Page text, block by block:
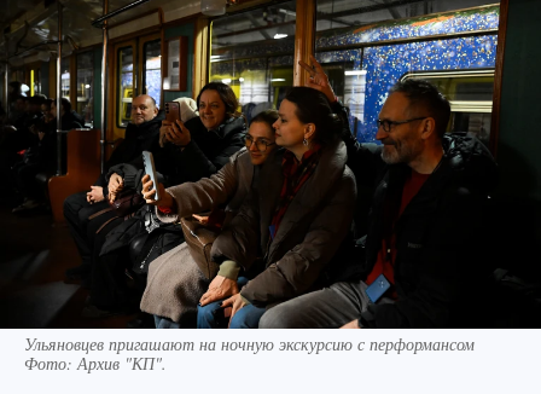
Ульяновцев пригашают на ночную экскурсию с перформансом
Фото:Архив "КП".